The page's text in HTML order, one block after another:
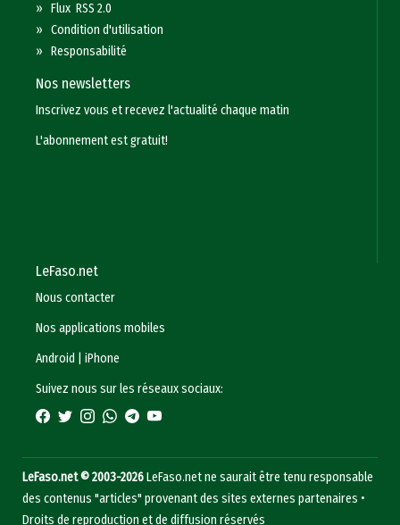
»Flux RSS 2.0
»Condition d'utilisation
»Responsabilité
Nos newsletters
Inscrivez vous et recevez l'actualité chaque matin
L'abonnement est gratuit!
LeFaso.net
Nous contacter
Nos applications mobiles
Android
|iPhone
Suivez nous sur les réseaux sociaux:
LeFaso.net © 2003-2026LeFaso.net ne saurait être tenu responsable
des contenus "articles" provenant des sites externes partenaires •
Droits de reproduction et de diffusion réservés